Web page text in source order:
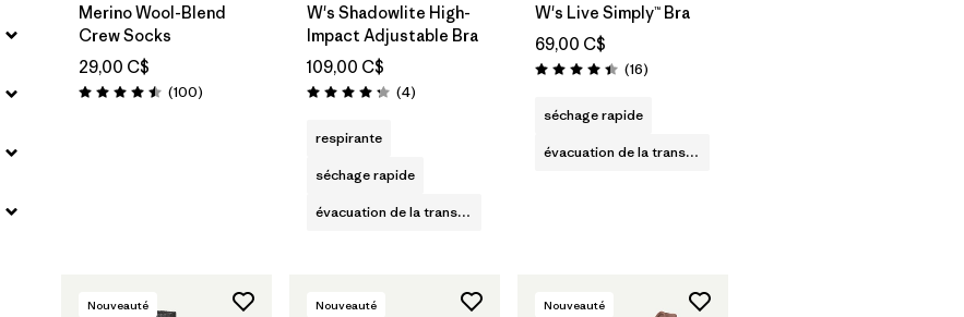
Merino Wool-Blend
Crew Socks
29,00 C$
Évaluation: 4.5 / 5
(100Avis
)
W's Shadowlite High-
Impact Adjustable Bra
109,00 C$
Évaluation: 4.3 / 5
(4Avis
)
respirante
séchage rapide
évacuation de la transpiration
W's Live Simply™ Bra
69,00 C$
Évaluation: 4.4 / 5
(16Avis
)
séchage rapide
évacuation de la transpiration
Nouveauté Nouveauté Nouveauté